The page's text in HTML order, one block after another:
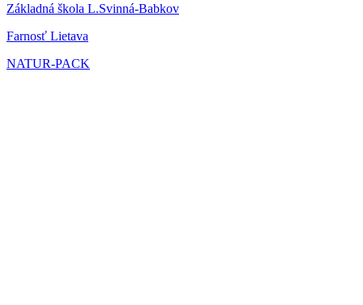
Základná škola L.Svinná-Babkov
Farnosť Lietava
NATUR-PACK